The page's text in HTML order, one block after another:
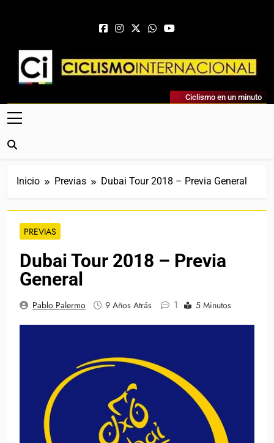
Ciclismo Internacional
Web Dedicada Al Ciclismo Mundial. Entrevistas, Análisis,
Crónicas, Previas Y Más. La Web Ciclista De Referencia.
Ciclismo en un minuto
Inicio Previas Dubai Tour 2018 – Previa General
PREVIAS
Dubai Tour 2018 – Previa
General
Pablo Palermo 9 Años Atrás 1 5 Minutos